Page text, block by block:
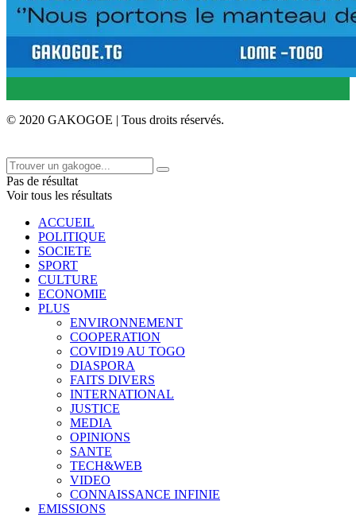
© 2020 GAKOGOE | Tous droits réservés.
Pas de résultat
Voir tous les résultats
ACCUEIL
POLITIQUE
SOCIETE
SPORT
CULTURE
ECONOMIE
PLUS
ENVIRONNEMENT
COOPERATION
COVID19 AU TOGO
DIASPORA
FAITS DIVERS
INTERNATIONAL
JUSTICE
MEDIA
OPINIONS
SANTE
TECH&WEB
VIDEO
CONNAISSANCE INFINIE
EMISSIONS